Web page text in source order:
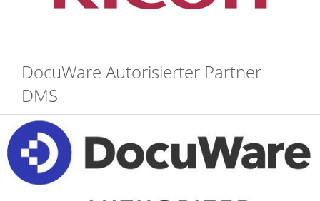
DocuWare Autorisierter Partner
DMS